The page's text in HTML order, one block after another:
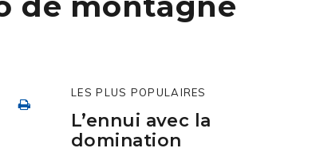
LES PLUS POPULAIRES
L’ennui avec la
domination